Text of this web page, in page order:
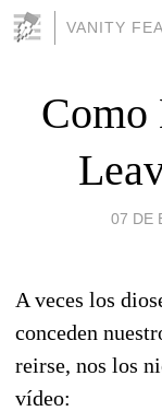
VANITY FEA
Como
07 DE
A veces los
conceden
reirse, nos los
vídeo: